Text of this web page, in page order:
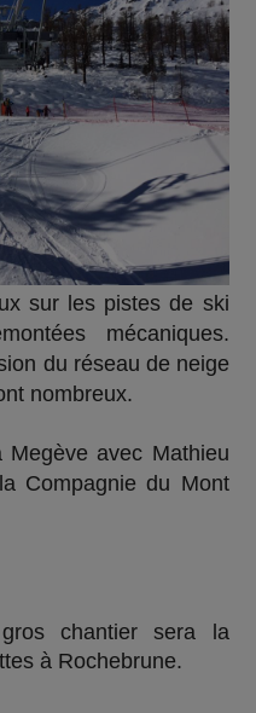
sur les pistes de ski
mécaniques.
du réseau de neige
nombreux.
avec Mathieu
Compagnie du Mont
chantier sera la
à Rochebrune.